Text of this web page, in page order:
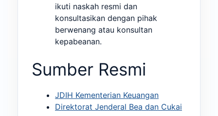
ikuti naskah resmi dan
konsultasikan dengan pihak
berwenang atau konsultan
kepabeanan.
Sumber Resmi
JDIH Kementerian Keuangan
Direktorat Jenderal Bea dan Cukai